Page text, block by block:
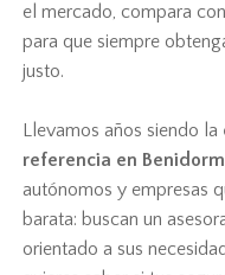
el mercado, compara
para que siempre
justo.
Llevamos años siendo la
referencia en Benidorm
autónomos y empresas
barata: buscan un
orientado a sus